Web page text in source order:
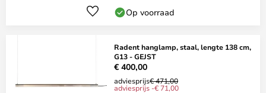
Op voorraad
Radent hanglamp, staal, lengte 138 cm,
G13 - GEJST
€ 400,00
adviesprijs€ 471,00
adviesprijs -€ 71,00